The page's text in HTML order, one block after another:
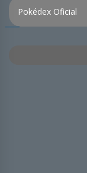
Pokédex Oficial